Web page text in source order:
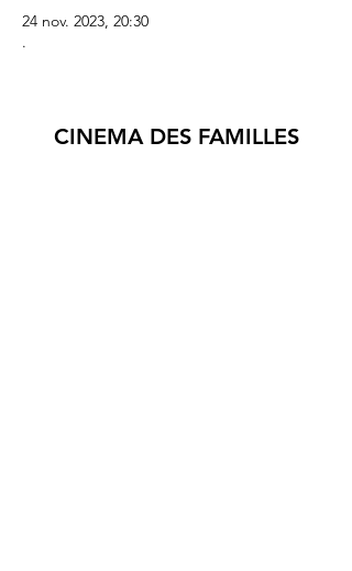
24 nov. 2023, 20:30
.
CINEMA DES FAMILLES